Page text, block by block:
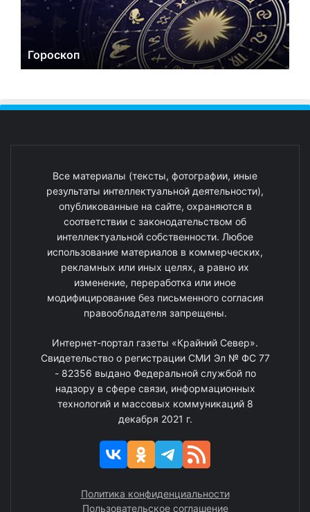
Гороскоп
Все материалы (тексты, фотографии, иные
результаты интеллектуальной деятельности),
опубликованные на сайте, охраняются в
соответствии с законодательством об
интеллектуальной собственности. Любое
использование материалов в коммерческих,
рекламных или иных целях, а равно их
изменение, переработка или иное
модифицирование без письменного согласия
правообладателя запрещены.
Интернет-портал газеты «Крайний Север».
Свидетельство о регистрации СМИ Эл № ФС 77
- 82356 выдано Федеральной службой по
надзору в сфере связи, информационных
технологий и массовых коммуникаций 8
декабря 2021 г.
Политика конфиденциальности
Пользовательское соглашение